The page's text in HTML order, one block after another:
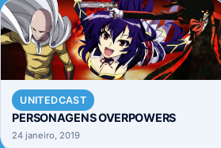
UNITEDCAST
PERSONAGENS OVERPOWERS
24 janeiro, 2019